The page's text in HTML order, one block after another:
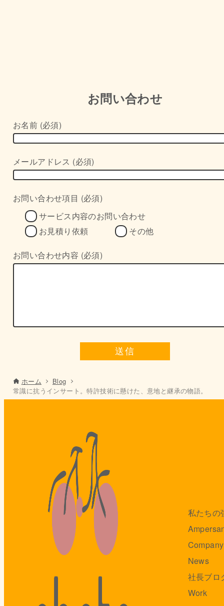
お問い合わせ
お名前 (必須)
メールアドレス (必須)
お問い合わせ項目 (必須)
サービス内容のお問い合わせ
お見積り依頼
その他
お問い合わせ内容 (必須)
ホーム
Blog
常識に抗うインサート。特許技術に懸けた、意地と継承の物語。
私たちの
Company
News
社長ブロ
Work